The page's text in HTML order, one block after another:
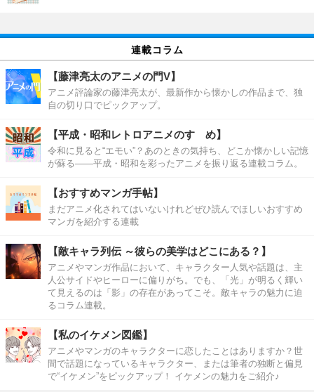
連載コラム
【藤津亮太のアニメの門V】
アニメ評論家の藤津亮太が、最新作から懐かしの作品まで、独
自の切り口でピックアップ。
【平成・昭和レトロアニメのすゝめ】
令和に見ると“エモい”？あのときの気持ち、どこか懐かしい記憶
が蘇る――平成・昭和を彩ったアニメを振り返る連載コラム。
【おすすめマンガ手帖】
まだアニメ化されてはいないけれどぜひ読んでほしいおすすめ
マンガを紹介する連載
【敵キャラ列伝 ～彼らの美学はどこにある？】
アニメやマンガ作品において、キャラクター人気や話題は、主
人公サイドやヒーローに偏りがち。でも、「光」が明るく輝い
て見えるのは「影」の存在があってこそ。敵キャラの魅力に迫
るコラム連載。
【私のイケメン図鑑】
アニメやマンガのキャラクターに恋したことはありますか？世
間で話題になっているキャラクター、または筆者の独断と偏見
で“イケメン”をピックアップ！ イケメンの魅力をご紹介♪